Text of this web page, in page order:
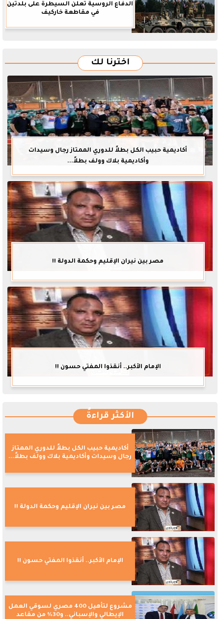
الدفاع الروسية تعلن السيطرة على بلدتين
في مقاطعة خاركيف
اخترنا لك
أكاديمية حبيب الكل بطلاً للدوري الممتاز رجال وسيدات
وأكاديمية بلاك وولف بطلاً...
مصر بين نيران الإقليم وحكمة الدولة !!
الإمام الأكبر.. أنقذوا المفتي حسون !!
الأكثر قراءةً
أكاديمية حبيب الكل بطلاً للدوري الممتاز
رجال وسيدات وأكاديمية بلاك وولف بطلاً...
مصر بين نيران الإقليم وحكمة الدولة !!
الإمام الأكبر.. أنقذوا المفتي حسون !!
مشروع لتأهيل 400 مصري لسوقي العمل
الإيطالي والإسباني.. و30% من مقاعد